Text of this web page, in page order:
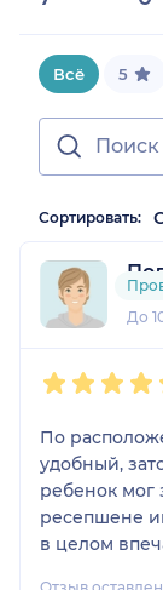
Всё 5
Сортировать:
1
До
По
удобный,
ребенок мог
ресепшене
в целом